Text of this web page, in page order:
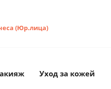
(Юр.лица)
Уход за кожей